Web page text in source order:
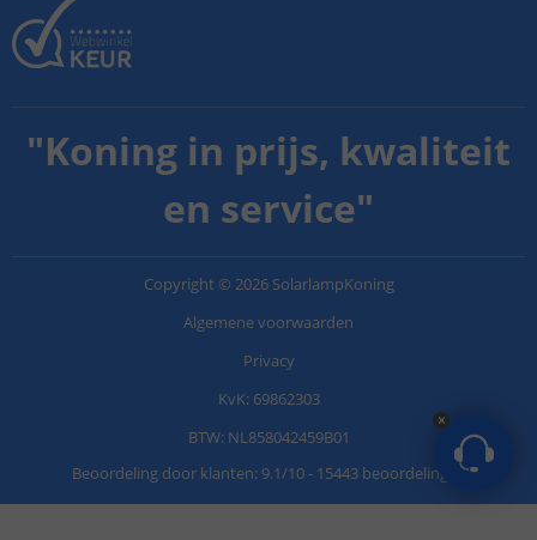
"Koning in prijs, kwaliteit
en service"
Copyright © 2026 SolarlampKoning
Algemene voorwaarden
Privacy
KvK: 69862303
BTW: NL858042459B01
Beoordeling door klanten: 9.1/10- 15443 beoordelingen